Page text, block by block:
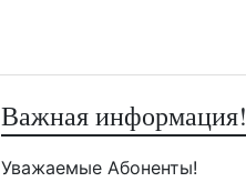
Важная информация!
Уважаемые Абоненты!